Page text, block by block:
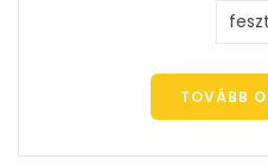
TOVÁBB